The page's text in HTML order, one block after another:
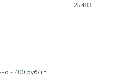
25483
- 400 руб/шт